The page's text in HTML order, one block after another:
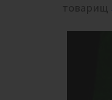
товарищ